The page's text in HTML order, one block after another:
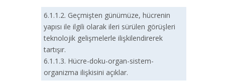
6.1.1.2. Geçmişten günümüze, hücrenin
yapısı ile ilgili olarak ileri sürülen görüşleri
teknolojik gelişmelerle ilişkilendirerek
tartışır.
6.1.1.3. Hücre-doku-organ-sistem-
organizma ilişkisini açıklar.